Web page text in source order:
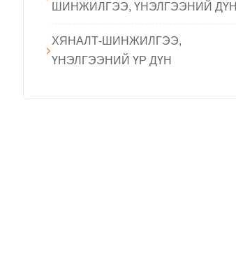
ШИНЖИЛГЭЭ, ҮНЭЛГЭЭНИЙ ДҮН
ХЯНАЛТ-ШИНЖИЛГЭЭ,
ҮНЭЛГЭЭНИЙ ҮР ДҮН